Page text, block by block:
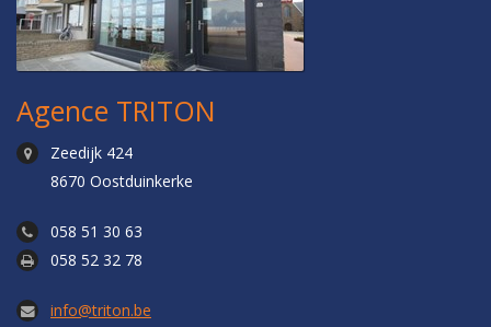
Agence TRITON
Zeedijk 424
8670 Oostduinkerke
058 51 30 63
058 52 32 78
info@triton.be